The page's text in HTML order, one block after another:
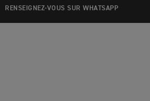
RENSEIGNEZ-VOUS SUR WHATSAPP